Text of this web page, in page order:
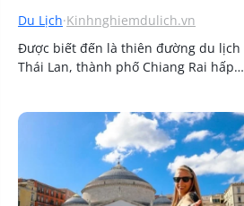
Du Lịch·Kinhnghiemdulich.vn
Được biết đến là thiên đường du lịch
Thái Lan, thành phố Chiang Rai hấp…